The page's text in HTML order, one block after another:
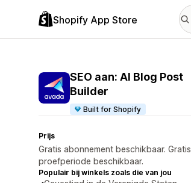
Shopify App Store
SEO aan: AI Blog Post
Builder
Built for Shopify
Prijs
Gratis abonnement beschikbaar. Gratis
proefperiode beschikbaar.
Populair bij winkels zoals die van jou